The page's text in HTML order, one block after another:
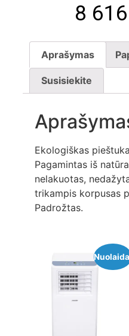
8
Aprašymas
Susisiekite
Ekologiškas
Pagamintas iš
nelakuotas,
trikampis korpusas
Padrožtas.